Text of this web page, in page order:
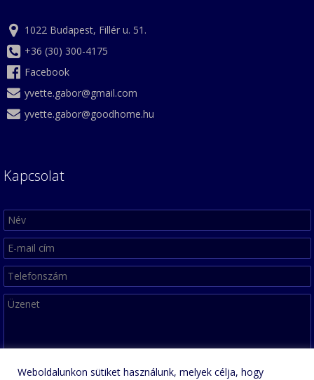
1022 Budapest, Fillér u. 51.
+36 (30) 300-4175
Facebook
yvette.gabor@gmail.com
yvette.gabor@goodhome.hu
Kapcsolat
Weboldalunkon sütiket használunk, melyek célja, hogy